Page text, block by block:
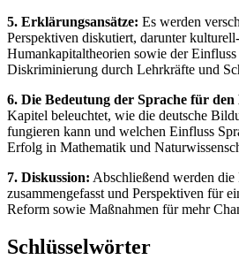
5. Erklärungsansätze: Es werden
Perspektiven diskutiert, darunter
Humankapitaltheorien sowie der
Diskriminierung durch Lehrkräfte und
6. Die Bedeutung der Sprache für
Kapitel beleuchtet, wie die deutsche
fungieren kann und welchen Einfluss
Erfolg in Mathematik und
7. Diskussion: Abschließend werden die
zusammengefasst und Perspektiven für
Reform sowie Maßnahmen für mehr
Schlüsselwörter